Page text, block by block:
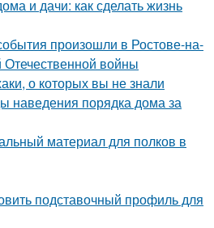
и дачи: как сделать жизнь
произошли в Ростове-на-
войны
о которых вы не знали
наведения порядка дома за
материал для полков в
подставочный профиль для